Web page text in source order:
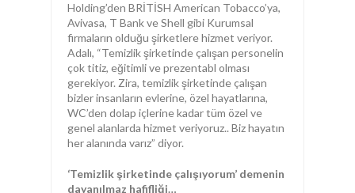
Holding’den BRİTİSH American Tobacco’ya,
Avivasa, T Bank ve Shell gibi Kurumsal
firmaların olduğu şirketlere hizmet veriyor.
Adalı, “Temizlik şirketinde çalışan personelin
çok titiz, eğitimli ve prezentabl olması
gerekiyor. Zira, temizlik şirketinde çalışan
bizler insanların evlerine, özel hayatlarına,
WC’den dolap içlerine kadar tüm özel ve
genel alanlarda hizmet veriyoruz.. Biz hayatın
her alanında varız” diyor.
‘Temizlik şirketinde çalışıyorum’ demenin
dayanılmaz hafifliği…